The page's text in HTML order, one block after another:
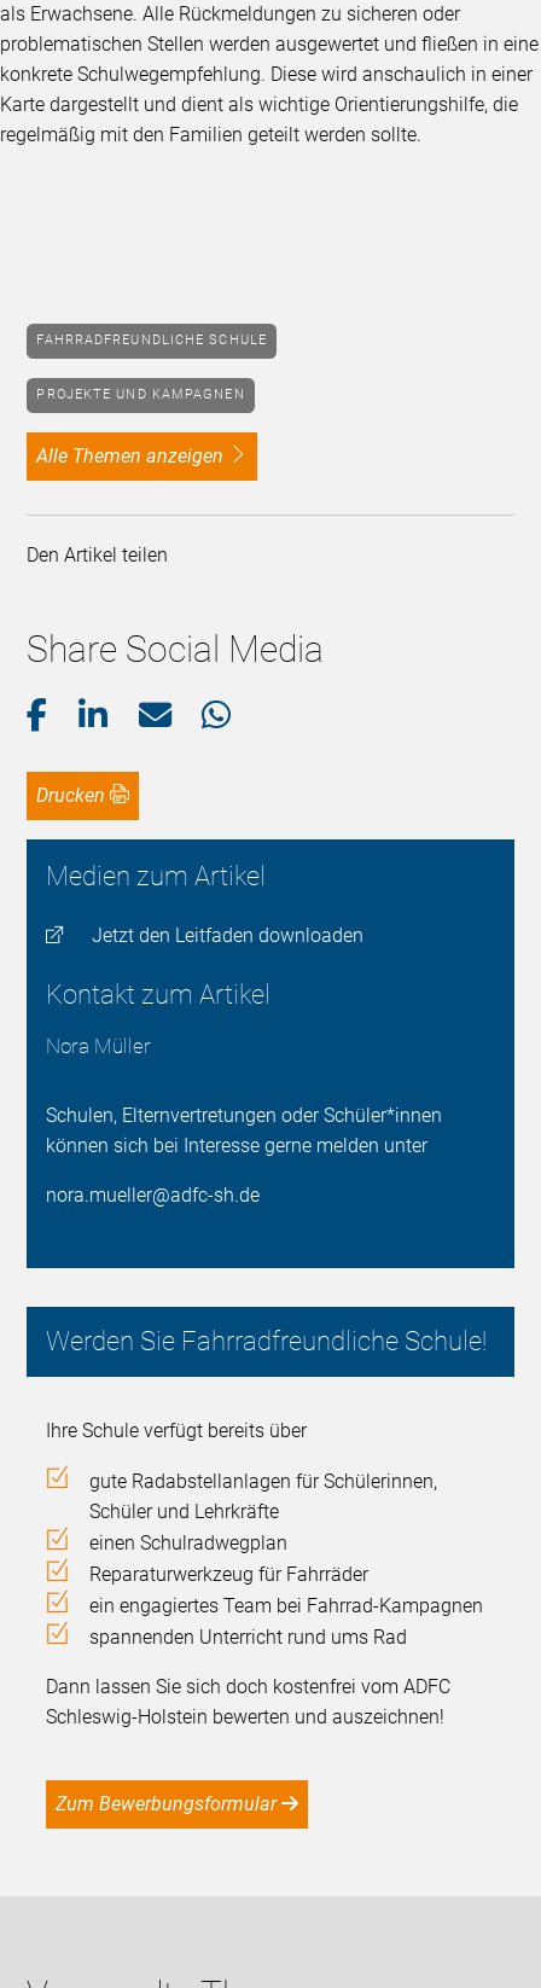
als Erwachsene. Alle Rückmeldungen zu sicheren oder
problematischen Stellen werden ausgewertet und fließen in eine
konkrete Schulwegempfehlung. Diese wird anschaulich in einer
Karte dargestellt und dient als wichtige Orientierungshilfe, die
regelmäßig mit den Familien geteilt werden sollte.
FAHRRADFREUNDLICHE SCHULE
PROJEKTE UND KAMPAGNEN
alle Themen anzeigen
Den Artikel teilen
Share Social Media
Drucken
Medien zum Artikel
Jetzt den Leitfaden downloaden
Kontakt zum Artikel
Nora Müller
Schulen, Elternvertretungen oder Schüler*innen
können sich bei Interesse gerne melden unter
nora.mueller@adfc-sh.de
Werden Sie Fahrradfreundliche Schule!
Ihre Schule verfügt bereits über
gute Radabstellanlagen für Schülerinnen,
Schüler und Lehrkräfte
einen Schulradwegplan
Reparaturwerkzeug für Fahrräder
ein engagiertes Team bei Fahrrad-Kampagnen
spannenden Unterricht rund ums Rad
Dann lassen Sie sich doch kostenfrei vom ADFC
Schleswig-Holstein bewerten und auszeichnen!
Zum Bewerbungsformular